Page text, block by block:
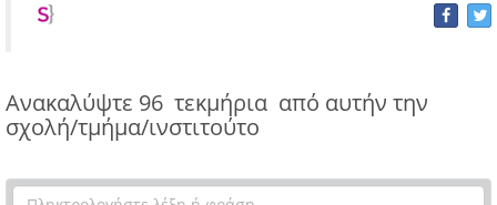
Ανακαλύψτε 96 τεκμήρια από αυτήν την
σχολή/τμήμα/ινστιτούτο